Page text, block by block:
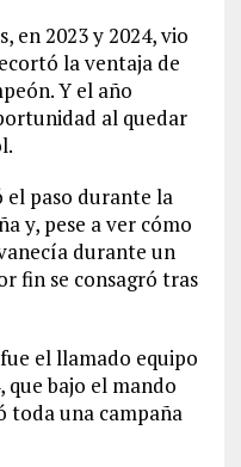
en 2023 y 2024, vio
la ventaja de
Y el año
al quedar
el paso durante la
y, pese a ver cómo
durante un
fin se consagró tras
el llamado equipo
que bajo el mando
toda una campaña